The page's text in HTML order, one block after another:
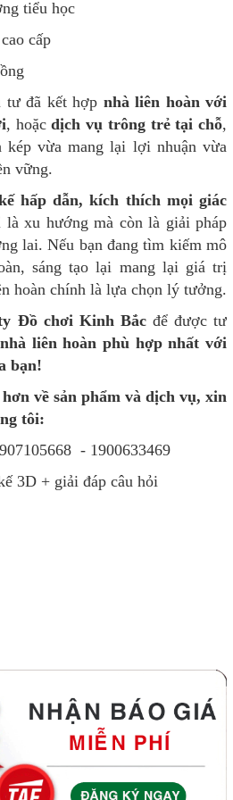
tiểu học
cấp
tư đã kết hợp nhà liên hoàn với
, hoặcdịch vụ trông trẻ tại chỗ,
kép vừa mang lại lợi nhuận vừa
vững.
hấp dẫn, kích thích mọi giác
là xu hướng mà còn là giải pháp
lai. Nếu bạn đang tìm kiếm mô
sáng tạo lại mang lại giá trị
hoàn chính là lựa chọn lý tưởng.
Đồ chơi Kinh Bắcđể được tư
nhà liên hoàn phù hợp nhất với
bạn!
về sản phẩm và dịch vụ, xin
tôi:
- 1900633469
3D + giải đáp câu hỏi